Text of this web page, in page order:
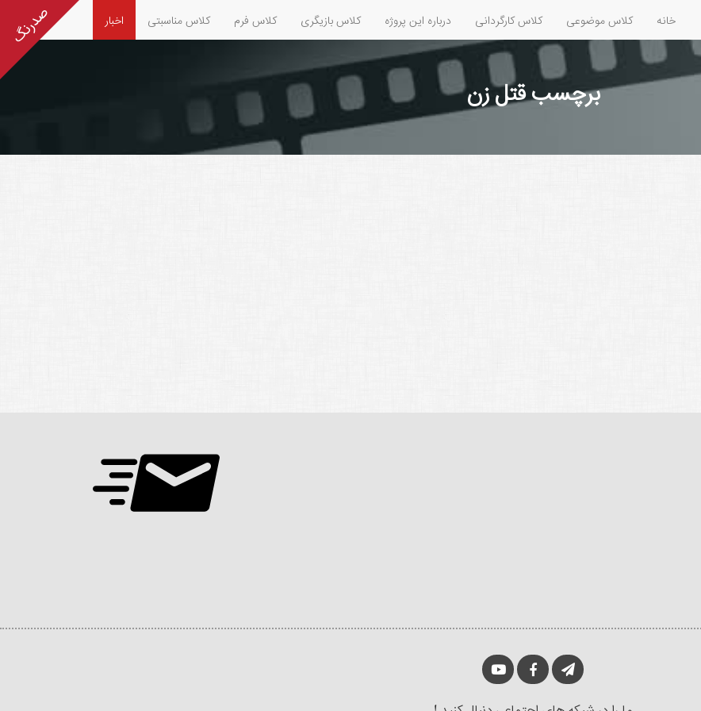
خانه کلاس موضوعی کلاس کارگردانی درباره این پروژه کلاس بازیگری کلاس فرم کلاس مناسبتی اخبار
برچسب قتل زن